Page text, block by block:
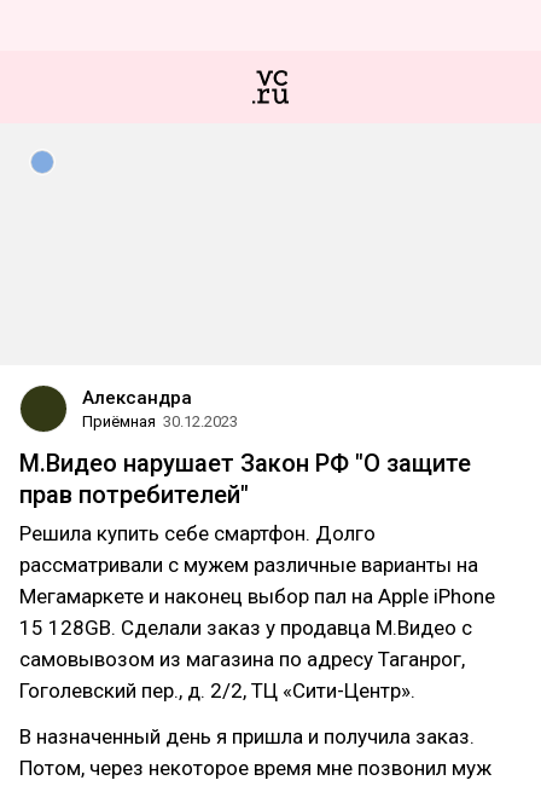
Александра
Приёмная 30.12.2023
М.Видео нарушает Закон РФ "О защите
прав потребителей"
Решила купить себе смартфон. Долго
рассматривали с мужем различные варианты на
Мегамаркете и наконец выбор пал на Apple iPhone
15 128GB. Сделали заказ у продавца М.Видео с
самовывозом из магазина по адресу Таганрог,
Гоголевский пер., д. 2/2, ТЦ «Сити-Центр».
В назначенный день я пришла и получила заказ.
Потом, через некоторое время мне позвонил муж